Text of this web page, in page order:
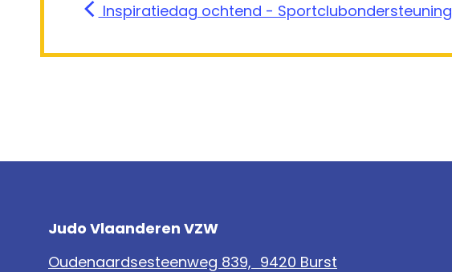
Inspiratiedag ochtend - Sportclubondersteuning
Judo Vlaanderen VZW
Oudenaardsesteenweg 839, 9420 Burst